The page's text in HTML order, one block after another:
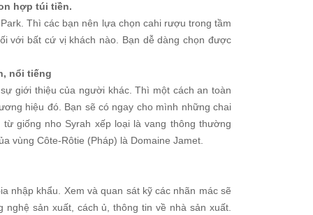
hợp túi tiền.
Thì các bạn nên lựa chọn cahi rượu trong tầm
với bất cứ vị khách nào. Bạn dễ dàng chọn được
nổi tiếng
giới thiệu của người khác. Thì một cách an toàn
hiệu đó. Bạn sẽ có ngay cho mình những chai
giống nho Syrah xếp loại là vang thông thường
vùng Côte-Rôtie (Pháp) là Domaine Jamet.
nhập khẩu. Xem và quan sát kỹ các nhãn mác sẽ
sản xuất, cách ủ, thông tin về nhà sản xuất.